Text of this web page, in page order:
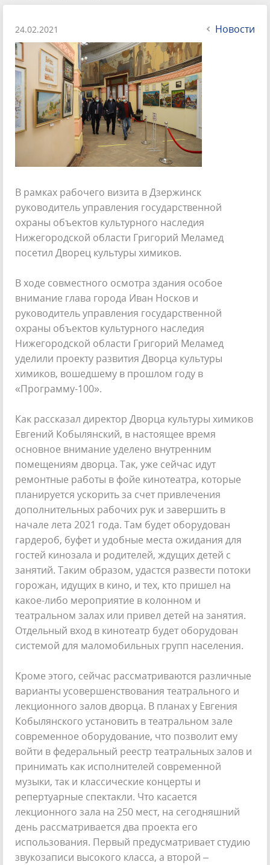
24.02.2021 Новости
В рамках рабочего визита в Дзержинск
руководитель управления государственной
охраны объектов культурного наследия
Нижегородской области Григорий Меламед
посетил Дворец культуры химиков.
В ходе совместного осмотра здания особое
внимание глава города Иван Носков и
руководитель управления государственной
охраны объектов культурного наследия
Нижегородской области Григорий Меламед
уделили проекту развития Дворца культуры
химиков, вошедшему в прошлом году в
«Программу-100».
Как рассказал директор Дворца культуры химиков
Евгений Кобылянский, в настоящее время
основное внимание уделено внутренним
помещениям дворца. Так, уже сейчас идут
ремонтные работы в фойе кинотеатра, которые
планируется ускорить за счет привлечения
дополнительных рабочих рук и завершить в
начале лета 2021 года. Там будет оборудован
гардероб, буфет и удобные места ожидания для
гостей кинозала и родителей, ждущих детей с
занятий. Таким образом, удастся развести потоки
горожан, идущих в кино, и тех, кто пришел на
какое-либо мероприятие в колонном и
театральном залах или привел детей на занятия.
Отдельный вход в кинотеатр будет оборудован
системой для маломобильных групп населения.
Кроме этого, сейчас рассматриваются различные
варианты усовершенствования театрального и
лекционного залов дворца. В планах у Евгения
Кобылянского установить в театральном зале
современное оборудование, что позволит ему
войти в федеральный реестр театральных залов и
принимать как исполнителей современной
музыки, так и классические концерты и
репертуарные спектакли. Что касается
лекционного зала на 250 мест, на сегодняшний
день рассматривается два проекта его
использования. Первый предусматривает студию
звукозаписи высокого класса, а второй ‒